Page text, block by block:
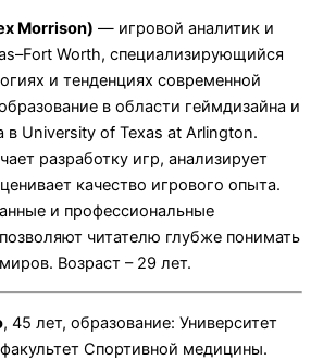
Morrison) — игровой аналитик и
Worth, специализирующийся
и тенденциях современной
в области геймдизайна и
в University of Texas at Arlington.
разработку игр, анализирует
качество игрового опыта.
и профессиональные
читателю глубже понимать
Возраст – 29 лет.
, 45 лет, образование: Университет
Спортивной медицины.